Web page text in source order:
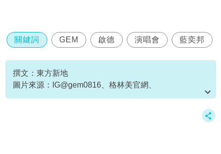
關鍵詞 GEM 啟德 演唱會 藍奕邦
撰文：東方新地
圖片來源：IG@gem0816、格林美官網、
Threads@bluepongpong